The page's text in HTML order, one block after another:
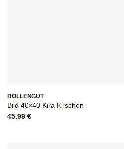
BOLLENGUT
Bild 40×40 Kira Kirschen
45,99 €